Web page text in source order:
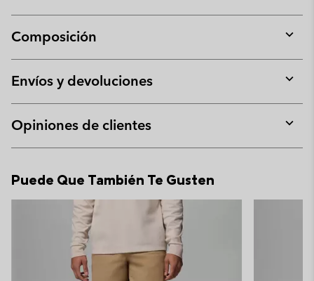
Composición
or
Envíos y devoluciones
or
Opiniones de clientes
or
Puede Que También Te Gusten